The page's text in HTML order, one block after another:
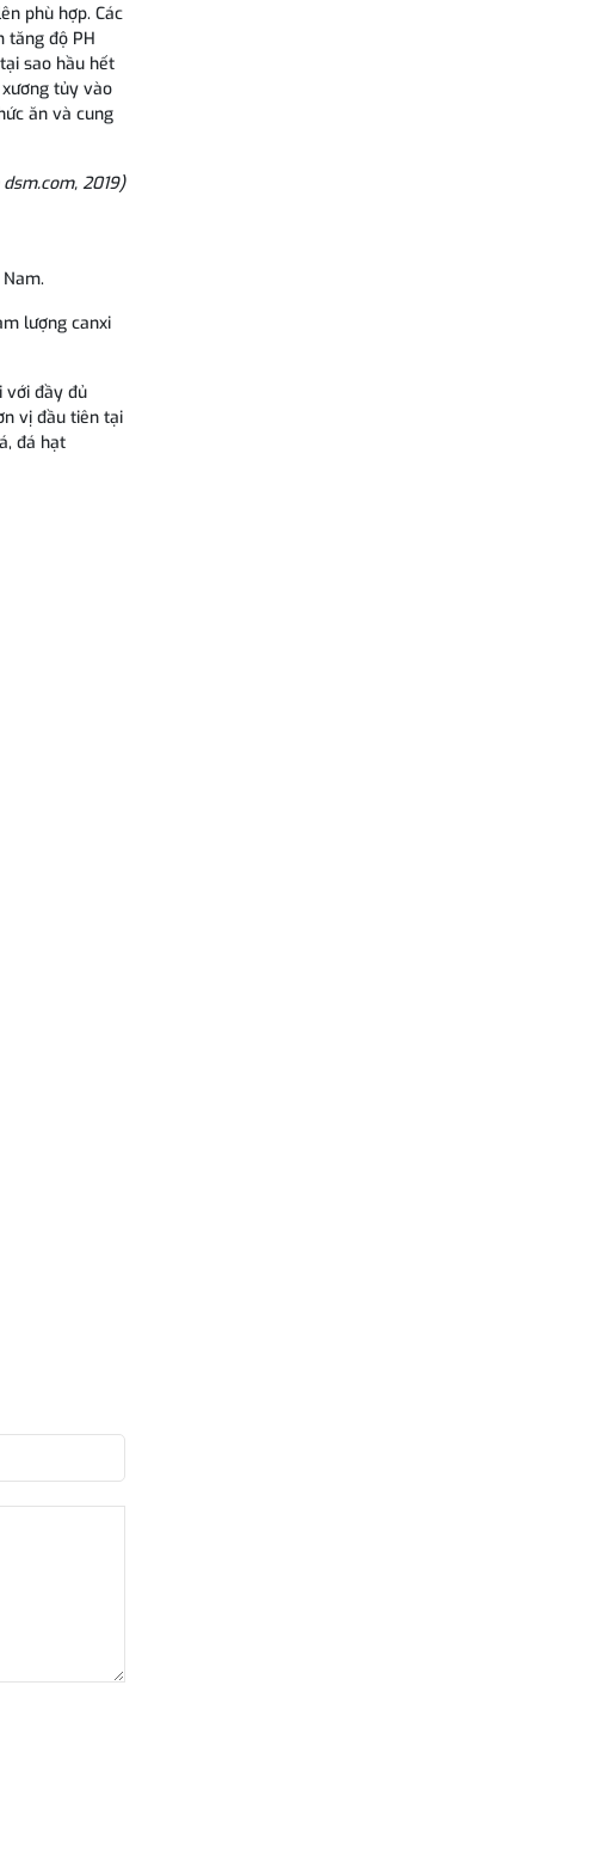
phù hợp. Các
tăng độ PH
sao hầu hết
tủy vào
ăn và cung
2019)
lượng canxi
với đầy đủ
vị đầu tiên tại
đá hạt